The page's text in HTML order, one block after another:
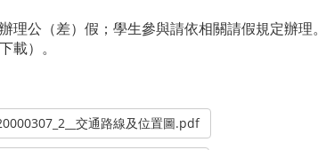
公（差）假；學生參與請依相關請假規定辦理。
）。
交通路線及位置圖.pdf